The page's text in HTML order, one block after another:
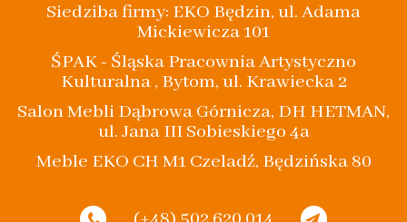
Siedziba firmy: EKO Będzin, ul. Adama
Mickiewicza 101
ŚPAK - Śląska Pracownia Artystyczno
Kulturalna , Bytom, ul. Krawiecka 2
Salon Mebli Dąbrowa Górnicza, DH HETMAN,
ul. Jana III Sobieskiego 4a
Meble EKO CH M1 Czeladź, Będzińska 80